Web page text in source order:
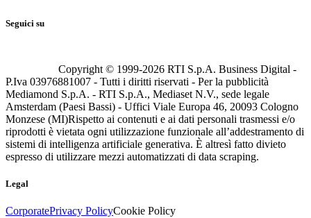
Seguici su
Copyright © 1999-2026 RTI S.p.A. Business Digital -
P.Iva 03976881007 - Tutti i diritti riservati - Per la pubblicità
Mediamond S.p.A. - RTI S.p.A., Mediaset N.V., sede legale
Amsterdam (Paesi Bassi) - Uffici Viale Europa 46, 20093 Cologno
Monzese (MI)Rispetto ai contenuti e ai dati personali trasmessi e/o
riprodotti è vietata ogni utilizzazione funzionale all’addestramento di
sistemi di intelligenza artificiale generativa. È altresì fatto divieto
espresso di utilizzare mezzi automatizzati di data scraping.
Legal
CorporatePrivacy PolicyCookie Policy